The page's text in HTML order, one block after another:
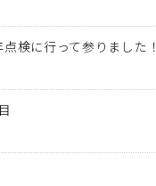
検に行って参りました！